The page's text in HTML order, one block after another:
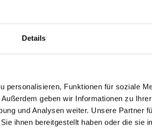
Details
personalisieren, Funktionen für soziale
geben wir Informationen zu
und Analysen weiter. Unsere Partner
ihnen bereitgestellt haben oder die sie
Kobersdorf klicken Sie auf den den
auf die folgenden Links: